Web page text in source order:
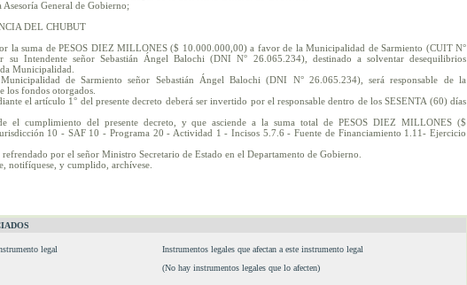
General de Gobierno;
DEL CHUBUT
la suma de PESOS DIEZ MILLONES ($ 10.000.000,00) a favor de la Municipalidad de Sarmiento (CUIT N°
su Intendente señor Sebastián Ángel Balochi (DNI N° 26.065.234), destinado a solventar desequilibrios
Municipalidad.
de Sarmiento señor Sebastián Ángel Balochi (DNI N° 26.065.234), será responsable de la
los fondos otorgados.
el artículo 1° del presente decreto deberá ser invertido por el responsable dentro de los SESENTA (60) días
el cumplimiento del presente decreto, y que asciende a la suma total de PESOS DIEZ MILLONES ($
10 - SAF 10 - Programa 20 - Actividad 1 - Incisos 5.7.6 - Fuente de Financiamiento 1.11- Ejercicio
por el señor Ministro Secretario de Estado en el Departamento de Gobierno.
notifíquese, y cumplido, archívese.
legal
Instrumentos legales que afectan a este instrumento legal
(No hay instrumentos legales que lo afecten)